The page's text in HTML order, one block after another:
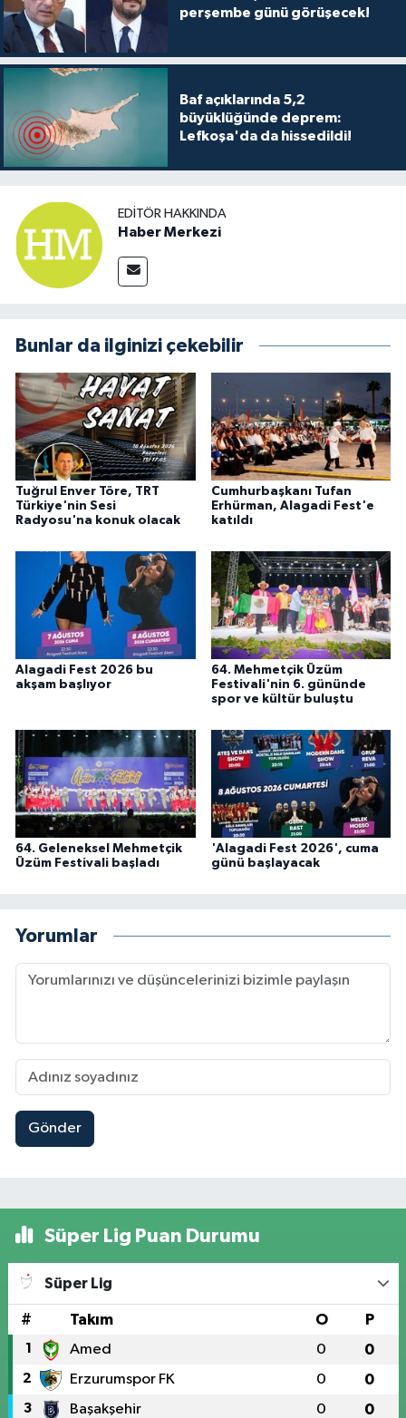
perşembe günü görüşecek!
Baf açıklarında 5,2
büyüklüğünde deprem:
Lefkoşa'da da hissedildi!
EDITÖR HAKKINDA
Haber Merkezi
Bunlar da ilginizi çekebilir
Tuğrul Enver Töre, TRT
Türkiye'nin Sesi
Radyosu'na konuk olacak
Cumhurbaşkanı Tufan
Erhürman, Alagadi Fest'e
katıldı
Alagadi Fest 2026 bu
akşam başlıyor
64. Mehmetçik Üzüm
Festivali'nin 6. gününde
spor ve kültür buluştu
64. Geleneksel Mehmetçik
Üzüm Festivali başladı
'Alagadi Fest 2026', cuma
günü başlayacak
Yorumlar
Gönder
Süper Lig Puan Durumu
Süper Lig
# Takım O P
1 Amed 0 0
2 Erzurumspor FK 0 0
3 Başakşehir 0 0